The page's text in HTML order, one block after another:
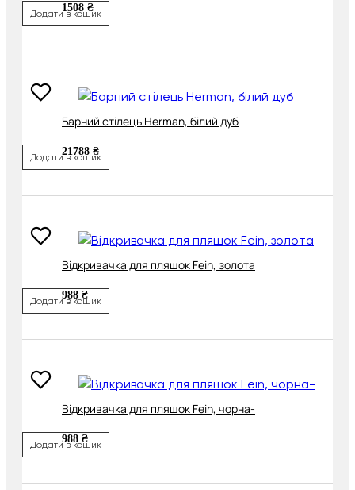
1508 ₴
Додати в кошик
Барний стілець Herman, білий дуб
21788 ₴
Додати в кошик
Відкривачка для пляшок Fein, золота
988 ₴
Додати в кошик
Відкривачка для пляшок Fein, чорна-
988 ₴
Додати в кошик